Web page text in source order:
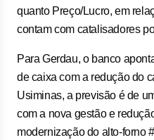
quanto Preço/Lucro, em
contam com catalisadores
Para Gerdau, o banco
de caixa com a redução do
Usiminas, a previsão é de
com a nova gestão e
modernização do alto-forno